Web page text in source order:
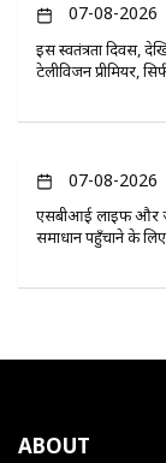
07-08-2026
इस स्वतंत्रता दिवस,
टेलीविजन प्रीमियर,
07-08-2026
एसबीआई लाइफ और
समाधान पहुँचाने के
ABOUT